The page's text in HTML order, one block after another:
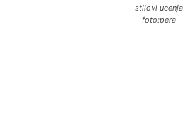
stilovi ucenja
foto:pera